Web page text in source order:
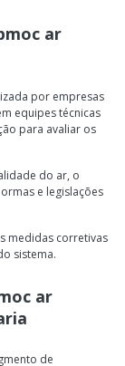
ar
por empresas
equipes técnicas
para avaliar os
do ar, o
e legislações
medidas corretivas
sistema.
ar
de